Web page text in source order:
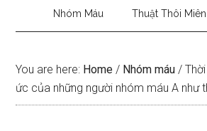
Nhóm Máu Thuật Thôi Miên
You are here: Home / Nhóm máu /
ức của những người nhóm máu A như